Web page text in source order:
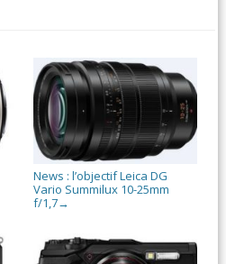
News : l’objectif Leica DG
Vario Summilux 10-25mm
f/1,7→